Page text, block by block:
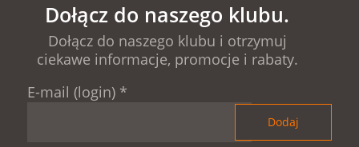
Dołącz do naszego klubu.
Dołącz do naszego klubu i otrzymuj
ciekawe informacje, promocje i rabaty.
E-mail (login) *